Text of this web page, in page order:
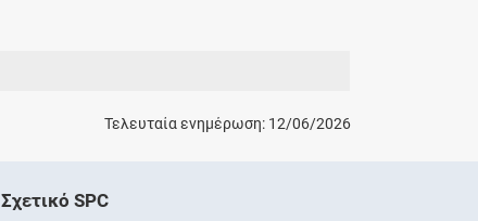
Τελευταία ενημέρωση: 12/06/2026
Σχετικό SPC